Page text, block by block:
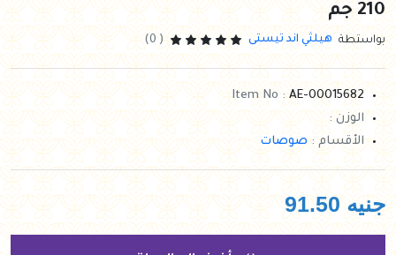
210 جم
بواستطة هيلثي اند تيستى ( 0)
Item No :AE-00015682
الوزن :
الأقسام :صوصات
جنيه 91.50